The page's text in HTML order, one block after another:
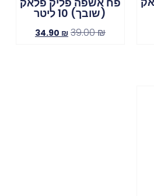
(שובך) 10 ליטר
39.00₪
34.90 ₪